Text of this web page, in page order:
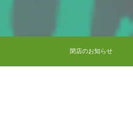
閉店のお知らせ